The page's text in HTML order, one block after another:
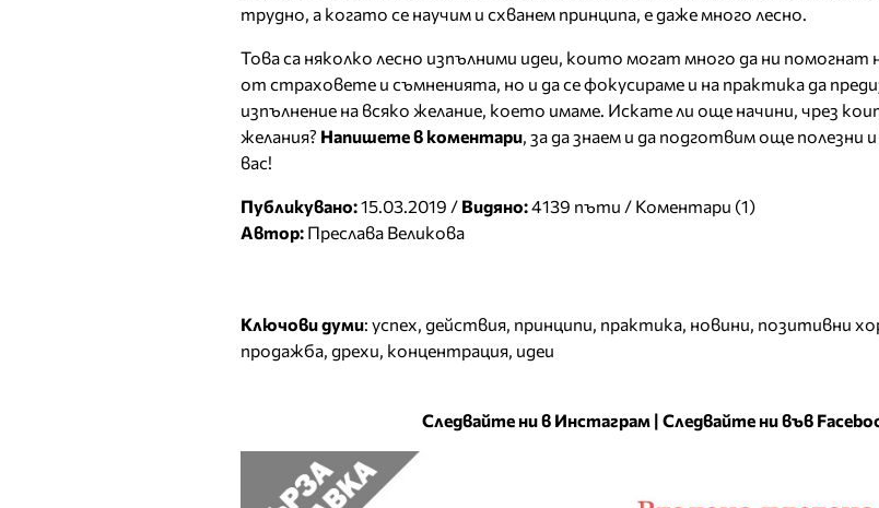
трудно, а когато се научим и схванем принципа, е даже много лесно.
Това са няколко лесно изпълними идеи, които могат много да ни помогнат
от страховете и съмненията, но и да се фокусираме и на практика да
изпълнение на всяко желание, което имаме. Искате ли още начини, чрез
желания? Напишете в коментари, за да знаем и да подготвим още полезни
вас!
Публикувано:15.03.2019 / Видяно:4139 пъти / Коментари (1)
Автор: Преслава Великова
Ключови думи: успех, действия, принципи, практика, новини, позитивни
продажба, дрехи, концентрация, идеи
Следвайте ни в Инстаграм | Следвайте ни във